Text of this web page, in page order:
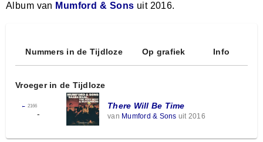
Album van Mumford & Sons uit 2016.
Nummers in de Tijdloze Op grafiek Info
Vroeger in de Tijdloze
← 2166
-
There Will Be Time
van Mumford & Sons uit 2016